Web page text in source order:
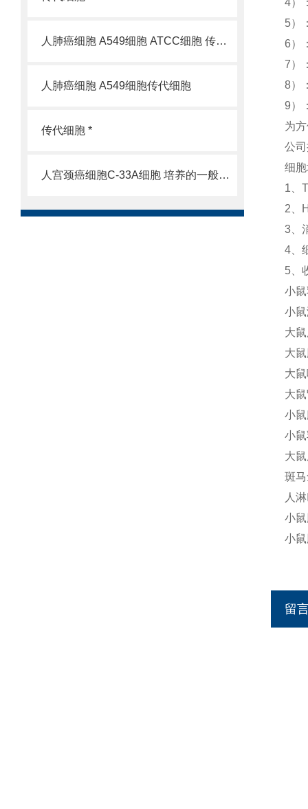
人肺癌细胞 A549细胞 ATCC细胞 传代细胞
人肺癌细胞 A549细胞传代细胞
传代细胞 *
人宫颈癌细胞C-33A细胞 培养的一般过程
4）
5）
6）
7）
8）
9）
为
公
细
1、
2、
3、
4、
5、
小
小
大
大
大
大
小
小
大
斑
人
小
小
留